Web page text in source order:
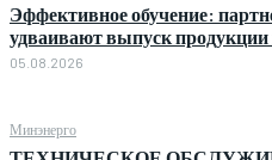
Эффективное обучение:
удваивают выпуск
05.08.2026
Минэнерго